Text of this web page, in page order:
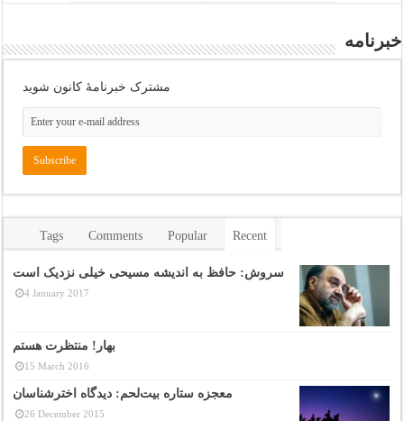
خبرنامه
مشترک خبرنامهٔ کانون شوید
Recent
Popular
Comments
Tags
سروش: حافظ به اندیشه مسیحی خیلی نزدیک است
4 January 2017
بهار! منتظرت هستم
15 March 2016
معجزه ستاره بیت‌لحم: دیدگاه اخترشناسان
26 December 2015